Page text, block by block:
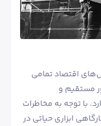
اقتصاد تمامی
مستقیم و
با توجه به مخاطرات
ابزاری حیاتی در